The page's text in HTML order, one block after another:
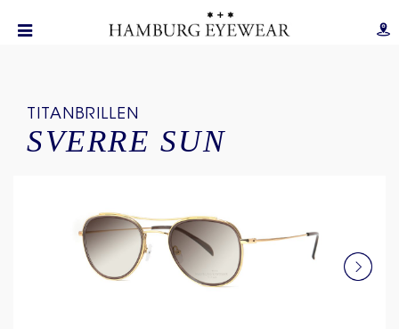
TITANBRILLEN
SVERRE SUN